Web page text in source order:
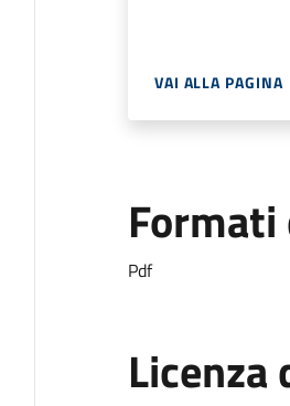
VAI ALLA PAGINA
Pdf